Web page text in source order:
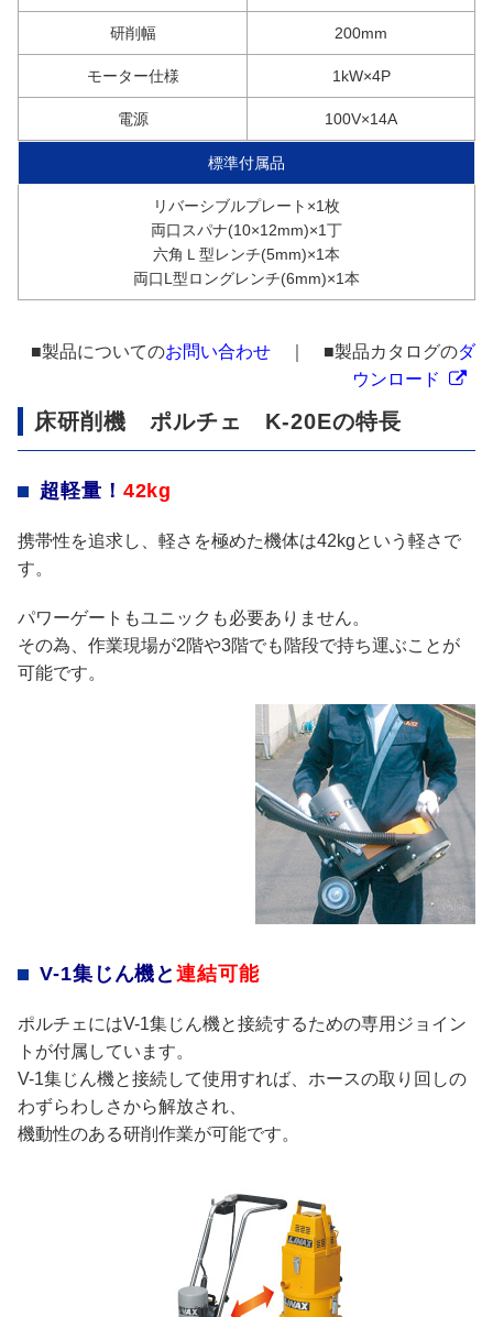
研削幅 200mm
モーター仕様 1kW×4P
電源 100V×14A
標準付属品
リバーシブルプレート×1枚
両口スパナ(10×12mm)×1丁
六角Ｌ型レンチ(5mm)×1本
両口L型ロングレンチ(6mm)×1本
■製品についてのお問い合わせ ｜ ■製品カタログのダ
ウンロード
床研削機 ポルチェ K-20Eの特長
超軽量！ 42kg
携帯性を追求し、軽さを極めた機体は42kgという軽さで
す。
パワーゲートもユニックも必要ありません。
その為、作業現場が2階や3階でも階段で持ち運ぶことが
可能です。
V-1集じん機と連結可能
ポルチェにはV-1集じん機と接続するための専用ジョイン
トが付属しています。
V-1集じん機と接続して使用すれば、ホースの取り回しの
わずらわしさから解放され、
機動性のある研削作業が可能です。